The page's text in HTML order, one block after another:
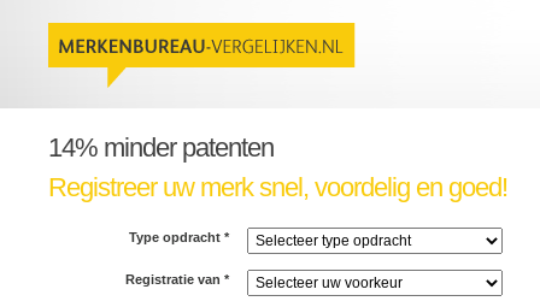
14% minder patenten
Registreer uw merk snel, voordelig en goed!
Type opdracht *
Registratie van *